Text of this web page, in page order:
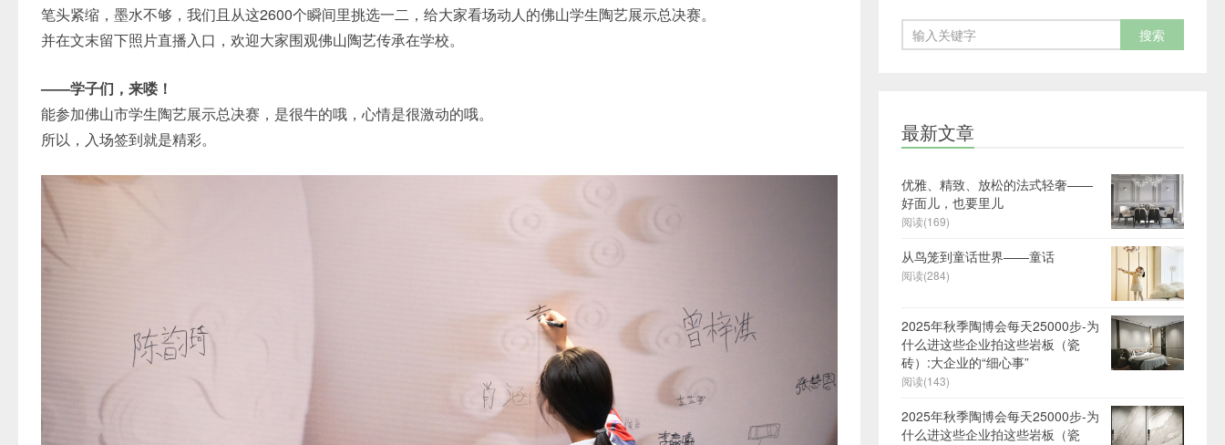
笔头紧缩，墨水不够，我们且从这2600个瞬间里挑选一二，给大家看场动人的佛山学生陶艺展示总决赛。
并在文末留下照片直播入口，欢迎大家围观佛山陶艺传承在学校。
——学子们，来喽！
能参加佛山市学生陶艺展示总决赛，是很牛的哦，心情是很激动的哦。
所以，入场签到就是精彩。
最新文章
优雅、精致、放松的法式轻奢——
好面儿，也要里儿
阅读(169)
从鸟笼到童话世界——童话
阅读(284)
2025年秋季陶博会每天25000步-为
什么进这些企业拍这些岩板（瓷
砖）:大企业的“细心事”
阅读(143)
2025年秋季陶博会每天25000步-为
什么进这些企业拍这些岩板（瓷